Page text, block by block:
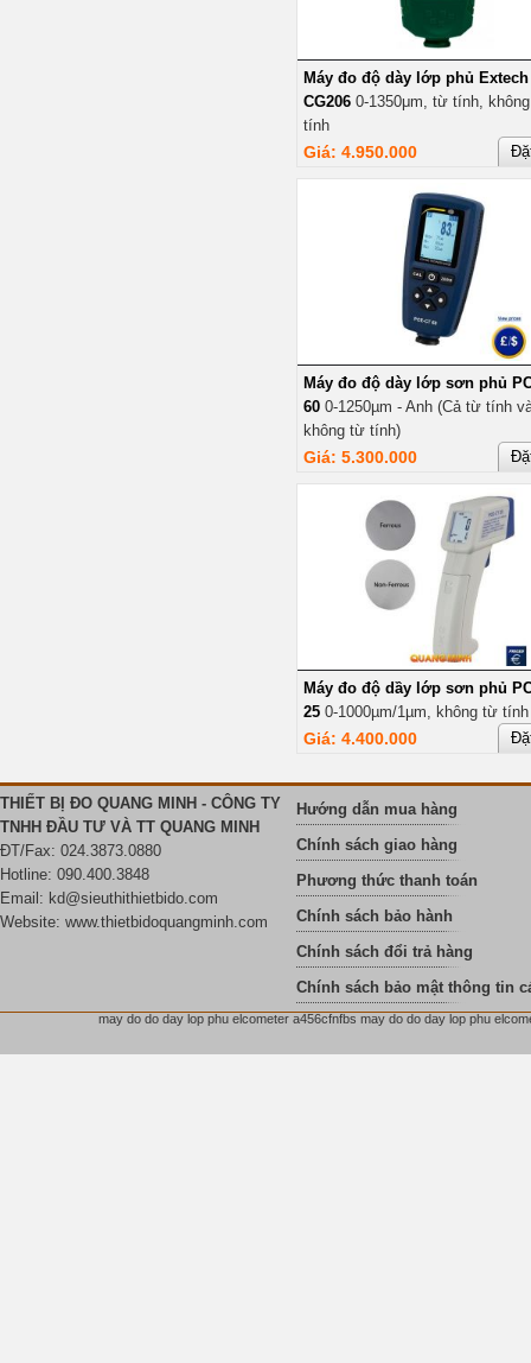
Máy đo độ dày lớp phủ Extech
CG206 0-1350μm, từ tính,
tính
Giá: 4.950.000
Máy đo độ dày lớp sơn phủ
60 0-1250µm - Anh (Cả từ tính
không từ tính)
Giá: 5.300.000
Máy đo độ dầy lớp sơn phủ
25 0-1000µm/1µm, không từ tính
Giá: 4.400.000
THIẾT BỊ ĐO QUANG MINH - CÔNG TY
TNHH ĐẦU TƯ VÀ TT QUANG MINH
ĐT/Fax: 024.3873.0880
Hotline: 090.400.3848
Email: kd@sieuthithietbido.com
Website: www.thietbidoquangminh.com
Hướng dẫn mua hàng
Chính sách giao hàng
Phương thức thanh toán
Chính sách bảo hành
Chính sách đổi trả hàng
Chính sách bảo mật thông tin
may do do day lop phu elcometer a456cfnfbs may do do day lop phu